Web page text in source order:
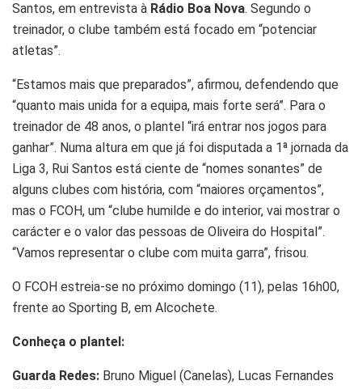
Santos, em entrevista à Rádio Boa Nova. Segundo o
treinador, o clube também está focado em “potenciar
atletas”.
“Estamos mais que preparados”, afirmou, defendendo que
“quanto mais unida for a equipa, mais forte será”. Para o
treinador de 48 anos, o plantel “irá entrar nos jogos para
ganhar”. Numa altura em que já foi disputada a 1ª jornada da
Liga 3, Rui Santos está ciente de “nomes sonantes” de
alguns clubes com história, com “maiores orçamentos”,
mas o FCOH, um “clube humilde e do interior, vai mostrar o
carácter e o valor das pessoas de Oliveira do Hospital”.
“Vamos representar o clube com muita garra”, frisou.
O FCOH estreia-se no próximo domingo (11), pelas 16h00,
frente ao Sporting B, em Alcochete.
Conheça o plantel:
Guarda Redes: Bruno Miguel (Canelas), Lucas Fernandes